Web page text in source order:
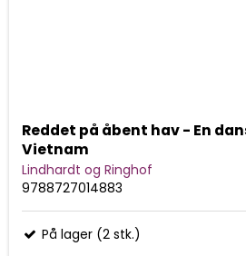
Reddet på åbent hav - En
Vietnam
Lindhardt og Ringhof
9788727014883
På lager (2 stk.)